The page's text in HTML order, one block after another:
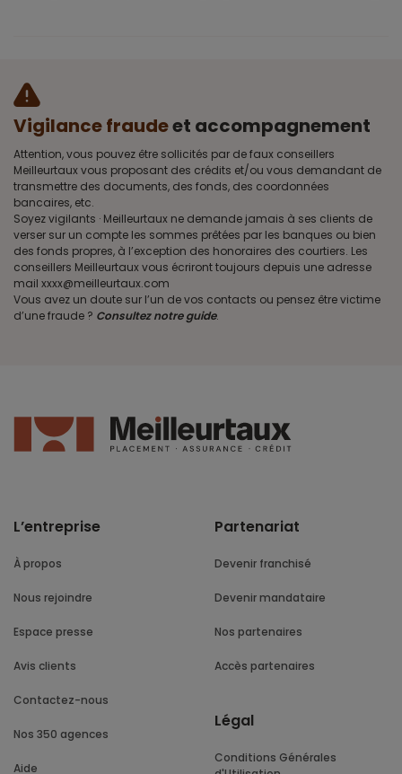
Vigilance fraudeet accompagnement
Attention, vous pouvez être sollicités par de faux conseillers
Meilleurtaux vous proposant des crédits et/ou vous demandant de
transmettre des documents, des fonds, des coordonnées
bancaires, etc.
Soyez vigilants · Meilleurtaux ne demande jamais à ses clients de
verser sur un compte les sommes prêtées par les banques ou bien
des fonds propres, à l’exception des honoraires des courtiers. Les
conseillers Meilleurtaux vous écriront toujours depuis une adresse
mail xxxx@meilleurtaux.com
Vous avez un doute sur l’un de vos contacts ou pensez être victime
d’une fraude ? Consultez notre guide.
L’entreprise
À propos
Nous rejoindre
Espace presse
Avis clients
Contactez-nous
Nos 350 agences
Aide
Partenariat
Devenir franchisé
Devenir mandataire
Nos partenaires
Accès partenaires
Légal
Conditions Générales